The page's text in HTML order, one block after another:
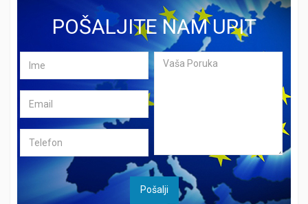
POŠALJITE NAM UPIT